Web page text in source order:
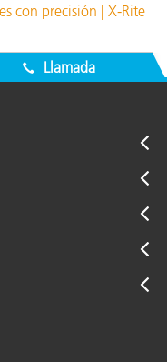
con precisión | X-Rite
Llamada